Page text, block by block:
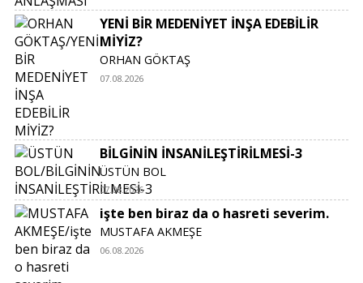
YENİ BİR MEDENİYET İNŞA EDEBİLİR
MİYİZ?
ORHAN GÖKTAŞ
07.08.2026
BİLGİNİN İNSANİLEŞTİRİLMESİ-3
ÜSTÜN BOL
07.08.2026
işte ben biraz da o hasreti severim.
MUSTAFA AKMEŞE
06.08.2026